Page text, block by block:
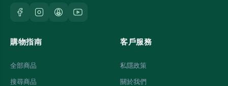
購物指南
全部商品
搜尋商品
客戶服務
私隱政策
關於我們